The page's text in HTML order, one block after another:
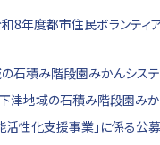
和8年度都市住民ボランテ
石積み階段園みかんシステ
地域の石積み階段園みか
活性化支援事業」に係る公